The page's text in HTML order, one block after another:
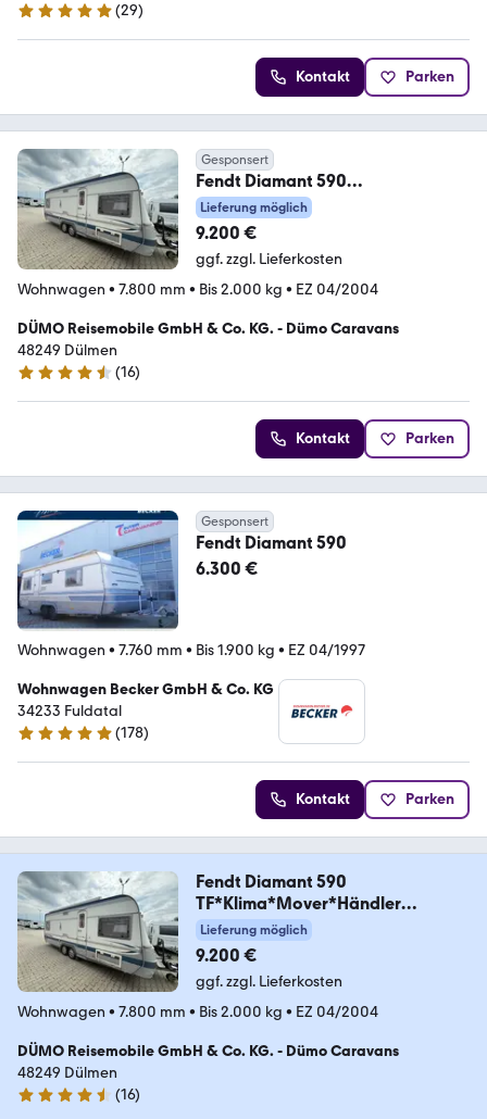
4.9 Sterne
(29)
Kontakt Parken
Gesponsert
Fendt Diamant 590
TF*Klima*Mover*Händler
bevorzugt*
Lieferung möglich
9.200 €
ggf. zzgl. Lieferkosten
Wohnwagen • 7.800 mm • Bis 2.000 kg • EZ 04/2004
DÜMO Reisemobile GmbH & Co. KG. - Dümo Caravans
48249 Dülmen
4.3 Sterne
(16)
Kontakt Parken
Gesponsert
Fendt Diamant 590
6.300 €
Wohnwagen • 7.760 mm • Bis 1.900 kg • EZ 04/1997
Wohnwagen Becker GmbH & Co. KG
34233 Fuldatal
5 Sterne
(178)
Kontakt Parken
Fendt Diamant 590
TF*Klima*Mover*Händler
bevorzugt*
Lieferung möglich
9.200 €
ggf. zzgl. Lieferkosten
Wohnwagen • 7.800 mm • Bis 2.000 kg • EZ 04/2004
DÜMO Reisemobile GmbH & Co. KG. - Dümo Caravans
48249 Dülmen
4.3 Sterne
(16)